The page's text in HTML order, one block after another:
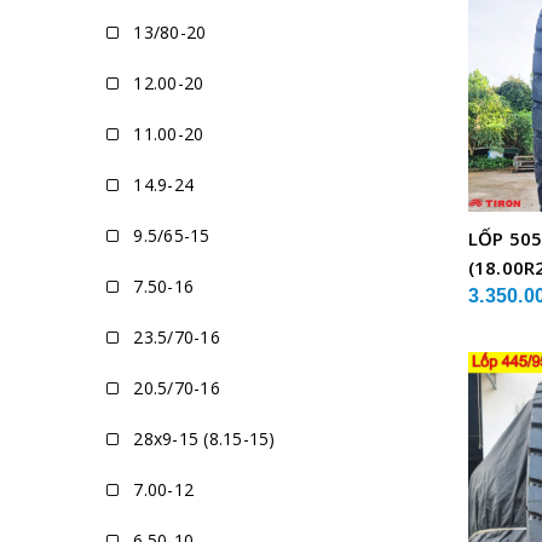
LỐP
XE CẨU
13/80-20
12.00-20
11.00-20
14.9-24
9.5/65-15
7.50-16
23.5/70-16
20.5/70-16
28x9-15 (8.15-15)
7.00-12